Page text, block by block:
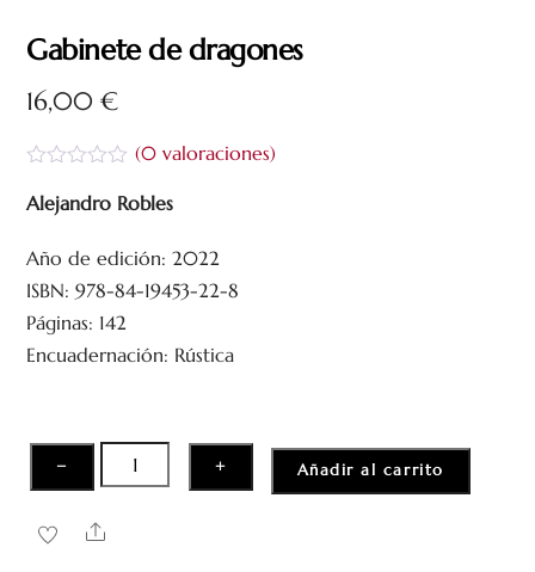
Gabinete de dragones
16,00€
a
r
d
o
c
o
5
(0valoraciones)
Alejandro Robles
Año de edición: 2022
ISBN: 978-84-19453-22-8
Páginas: 142
Encuadernación: Rústica
−
Gabinete
de
dragones
+ Añadir al carrito
Share